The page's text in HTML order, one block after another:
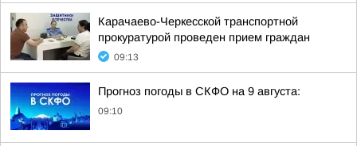
Карачаево-Черкесской транспортной
прокуратурой проведен прием граждан
09:13
Прогноз погоды в СКФО на 9 августа:
09:10